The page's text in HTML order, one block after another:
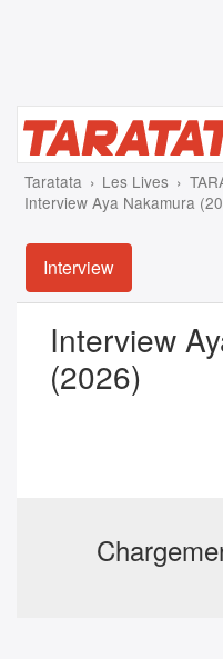
Taratata Les Lives
Interview Aya Nakamura
Interview
Interview
(2026)